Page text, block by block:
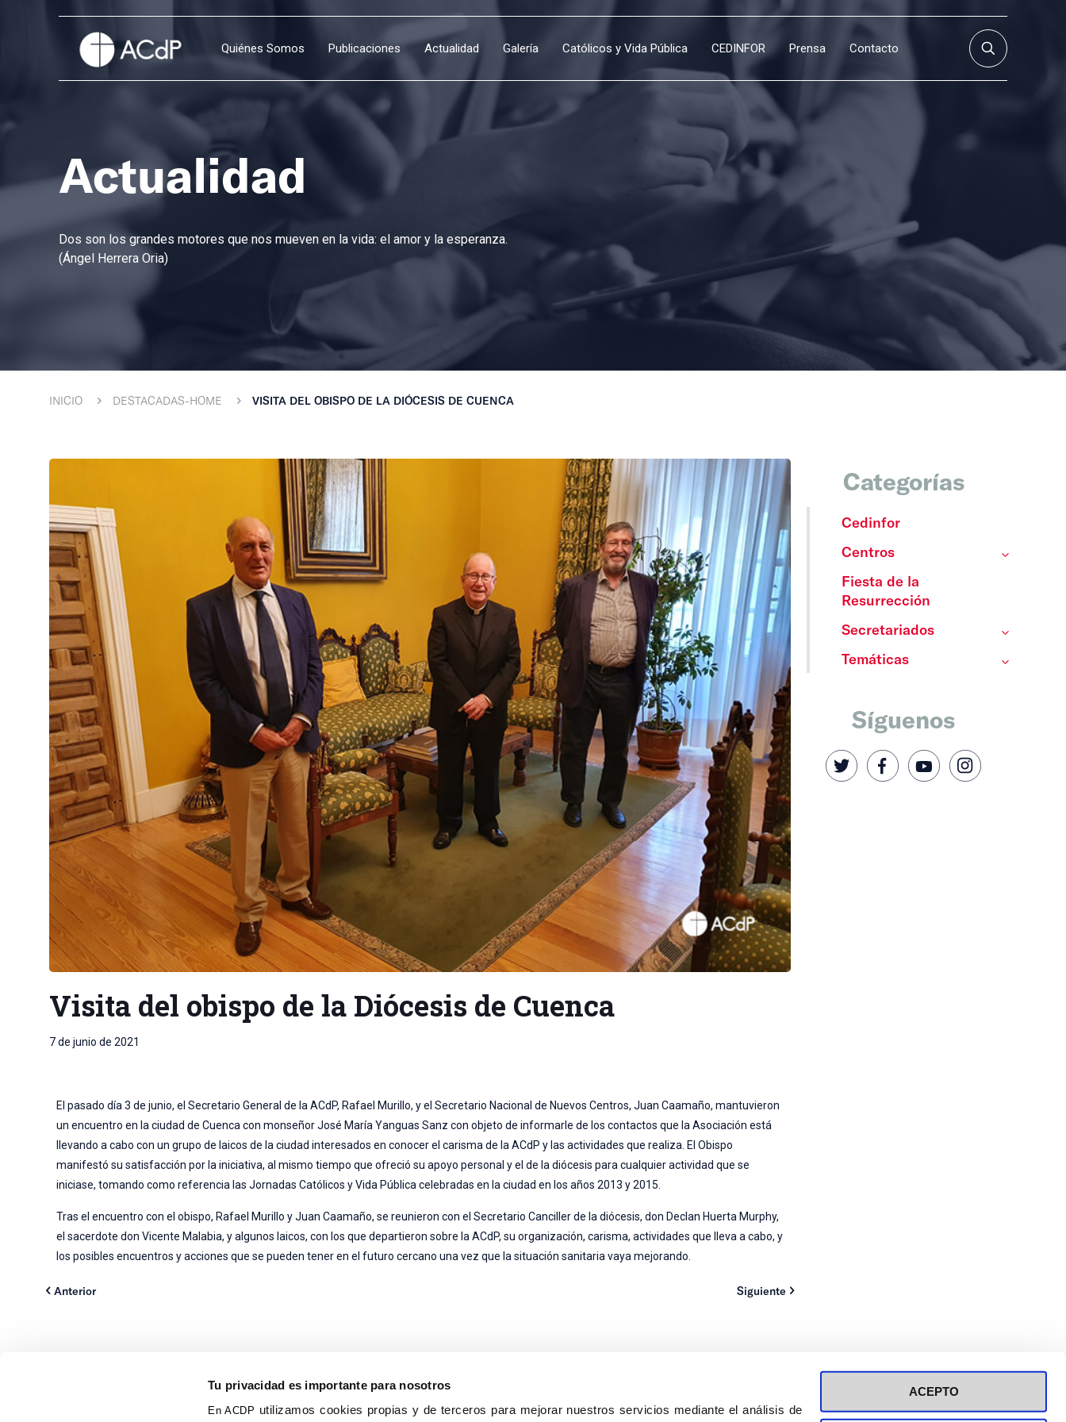
Tu privacidad es importante para nosotros
En ACDP utilizamos cookies propias y de terceros para mejorar nuestros servicios mediante el análisis de
ACEPTO
Quiénes Somos Publicaciones Actualidad Galería Católicos y Vida Pública CEDINFOR Prensa Contacto
Actualidad
Dos son los grandes motores que nos mueven en la vida: el amor y la esperanza.
(Ángel Herrera Oria)
INICIO DESTACADAS-HOME VISITA DEL OBISPO DE LA DIÓCESIS DE CUENCA
Visita del obispo de la Diócesis de Cuenca
7 de junio de 2021
El pasado día 3 de junio, el Secretario General de la ACdP, Rafael Murillo, y el Secretario Nacional de Nuevos Centros, Juan Caamaño, mantuvieron
un encuentro en la ciudad de Cuenca con monseñor José María Yanguas Sanz con objeto de informarle de los contactos que la Asociación está
llevando a cabo con un grupo de laicos de la ciudad interesados en conocer el carisma de la ACdP y las actividades que realiza. El Obispo
manifestó su satisfacción por la iniciativa, al mismo tiempo que ofreció su apoyo personal y el de la diócesis para cualquier actividad que se
iniciase, tomando como referencia las Jornadas Católicos y Vida Pública celebradas en la ciudad en los años 2013 y 2015.
Tras el encuentro con el obispo, Rafael Murillo y Juan Caamaño, se reunieron con el Secretario Canciller de la diócesis, don Declan Huerta Murphy,
el sacerdote don Vicente Malabia, y algunos laicos, con los que departieron sobre la ACdP, su organización, carisma, actividades que lleva a cabo, y
los posibles encuentros y acciones que se pueden tener en el futuro cercano una vez que la situación sanitaria vaya mejorando.
Anterior Siguiente
Categorías
Cedinfor
Centros
Fiesta de la
Resurrección
Secretariados
Temáticas
Síguenos